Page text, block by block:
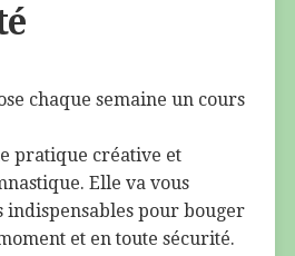
chaque semaine un cours
pratique créative et
Elle va vous
indispensables pour bouger
et en toute sécurité.